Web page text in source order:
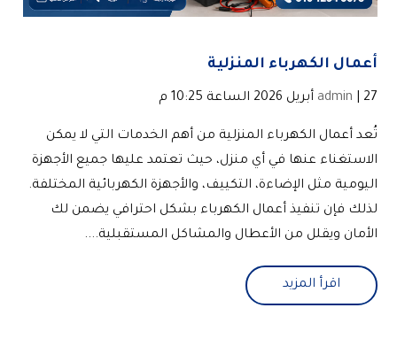
أعمال الكهرباء المنزلية
admin | 27 أبريل 2026 الساعة 10:25 م
تُعد أعمال الكهرباء المنزلية من أهم الخدمات التي لا يمكن
الاستغناء عنها في أي منزل، حيث تعتمد عليها جميع الأجهزة
اليومية مثل الإضاءة، التكييف، والأجهزة الكهربائية المختلفة.
لذلك فإن تنفيذ أعمال الكهرباء بشكل احترافي يضمن لك
الأمان ويقلل من الأعطال والمشاكل المستقبلية....
اقرأ المزيد